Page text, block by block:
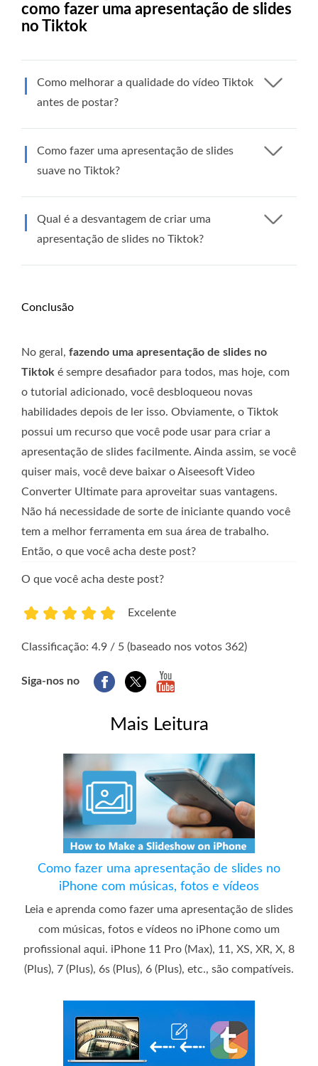
como fazer uma apresentação de slides
no Tiktok
Como melhorar a qualidade do vídeo Tiktok
antes de postar?
Como fazer uma apresentação de slides
suave no Tiktok?
Qual é a desvantagem de criar uma
apresentação de slides no Tiktok?
Conclusão
No geral, fazendo uma apresentação de slides no
Tiktok é sempre desafiador para todos, mas hoje, com
o tutorial adicionado, você desbloqueou novas
habilidades depois de ler isso. Obviamente, o Tiktok
possui um recurso que você pode usar para criar a
apresentação de slides facilmente. Ainda assim, se você
quiser mais, você deve baixar o Aiseesoft Video
Converter Ultimate para aproveitar suas vantagens.
Não há necessidade de sorte de iniciante quando você
tem a melhor ferramenta em sua área de trabalho.
Então, o que você acha deste post?
O que você acha deste post?
Excelente
Classificação: 4.9 / 5 (baseado nos votos 362)
Siga-nos no
Mais Leitura
Como fazer uma apresentação de slides no
iPhone com músicas, fotos e vídeos
Leia e aprenda como fazer uma apresentação de slides
com músicas, fotos e vídeos no iPhone como um
profissional aqui. iPhone 11 Pro (Max), 11, XS, XR, X, 8
(Plus), 7 (Plus), 6s (Plus), 6 (Plus), etc., são compatíveis.